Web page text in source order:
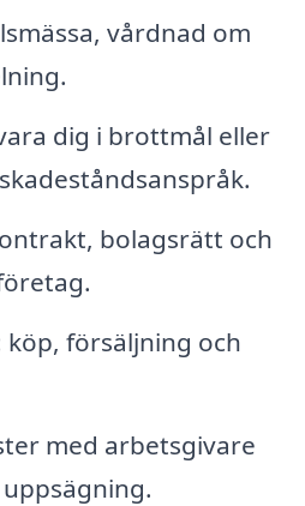
vårdnad om
dig i brottmål eller
bolagsrätt och
försäljning och
med arbetsgivare